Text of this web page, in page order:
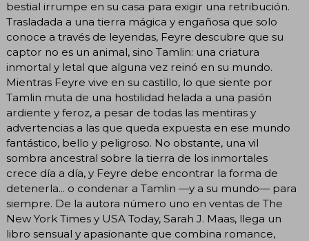
bestial irrumpe en su casa para exigir una retribución.
Trasladada a una tierra mágica y engañosa que solo
conoce a través de leyendas, Feyre descubre que su
captor no es un animal, sino Tamlin: una criatura
inmortal y letal que alguna vez reinó en su mundo.
Mientras Feyre vive en su castillo, lo que siente por
Tamlin muta de una hostilidad helada a una pasión
ardiente y feroz, a pesar de todas las mentiras y
advertencias a las que queda expuesta en ese mundo
fantástico, bello y peligroso. No obstante, una vil
sombra ancestral sobre la tierra de los inmortales
crece día a día, y Feyre debe encontrar la forma de
detenerla... o condenar a Tamlin —y a su mundo— para
siempre. De la autora número uno en ventas de The
New York Times y USA Today, Sarah J. Maas, llega un
libro sensual y apasionante que combina romance,